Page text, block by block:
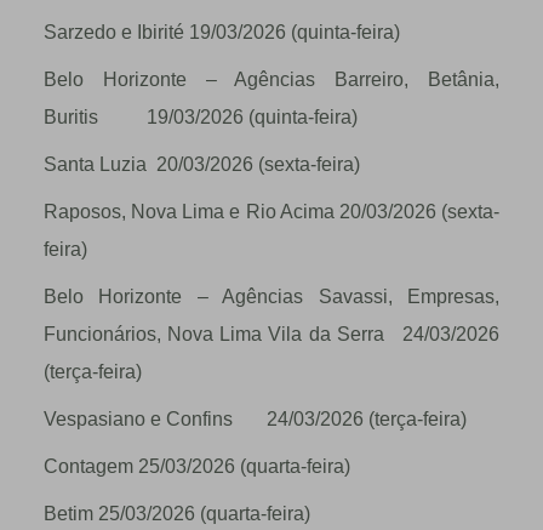
Sarzedo e Ibirité 19/03/2026 (quinta-feira)
Belo Horizonte – Agências Barreiro, Betânia,
Buritis 19/03/2026 (quinta-feira)
Santa Luzia 20/03/2026 (sexta-feira)
Raposos, Nova Lima e Rio Acima 20/03/2026 (sexta-
feira)
Belo Horizonte – Agências Savassi, Empresas,
Funcionários, Nova Lima Vila da Serra 24/03/2026
(terça-feira)
Vespasiano e Confins 24/03/2026 (terça-feira)
Contagem 25/03/2026 (quarta-feira)
Betim 25/03/2026 (quarta-feira)